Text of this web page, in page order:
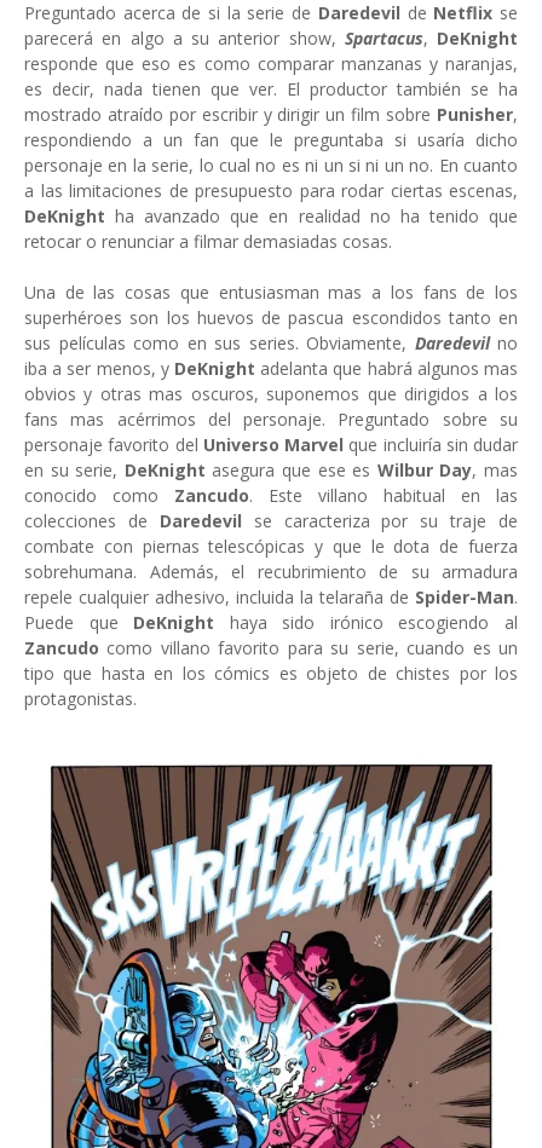
Preguntado acerca de si la serie de Daredevil de Netflix se
parecerá en algo a su anterior show, Spartacus, DeKnight
responde que eso es como comparar manzanas y naranjas,
es decir, nada tienen que ver. El productor también se ha
mostrado atraído por escribir y dirigir un film sobre Punisher,
respondiendo a un fan que le preguntaba si usaría dicho
personaje en la serie, lo cual no es ni un si ni un no. En cuanto
a las limitaciones de presupuesto para rodar ciertas escenas,
DeKnightha avanzado que en realidad no ha tenido que
retocar o renunciar a filmar demasiadas cosas.
Una de las cosas que entusiasman mas a los fans de los
superhéroes son los huevos de pascua escondidos tanto en
sus películas como en sus series. Obviamente, Daredevil no
iba a ser menos, y DeKnight adelanta que habrá algunos mas
obvios y otras mas oscuros, suponemos que dirigidos a los
fans mas acérrimos del personaje. Preguntado sobre su
personaje favorito del Universo Marvel que incluiría sin dudar
en su serie, DeKnight asegura que ese es Wilbur Day, mas
conocido como Zancudo. Este villano habitual en las
colecciones de Daredevil se caracteriza por su traje de
combate con piernas telescópicas y que le dota de fuerza
sobrehumana. Además, el recubrimiento de su armadura
repele cualquier adhesivo, incluida la telaraña de Spider-Man.
Puede que DeKnight haya sido irónico escogiendo al
Zancudo como villano favorito para su serie, cuando es un
tipo que hasta en los cómics es objeto de chistes por los
protagonistas.